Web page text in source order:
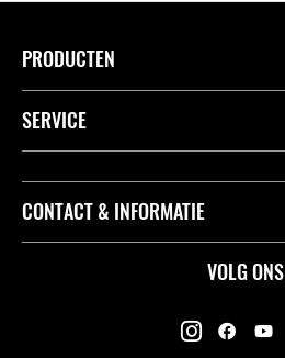
VOLG ONS
PRODUCTEN
Accessoires & Onderdelen
Motoren
SERVICE
K-Care Fabrieksgarantie
Kawasaki Road Assistance
Kawasaki Insurance
CONTACT & INFORMATIE